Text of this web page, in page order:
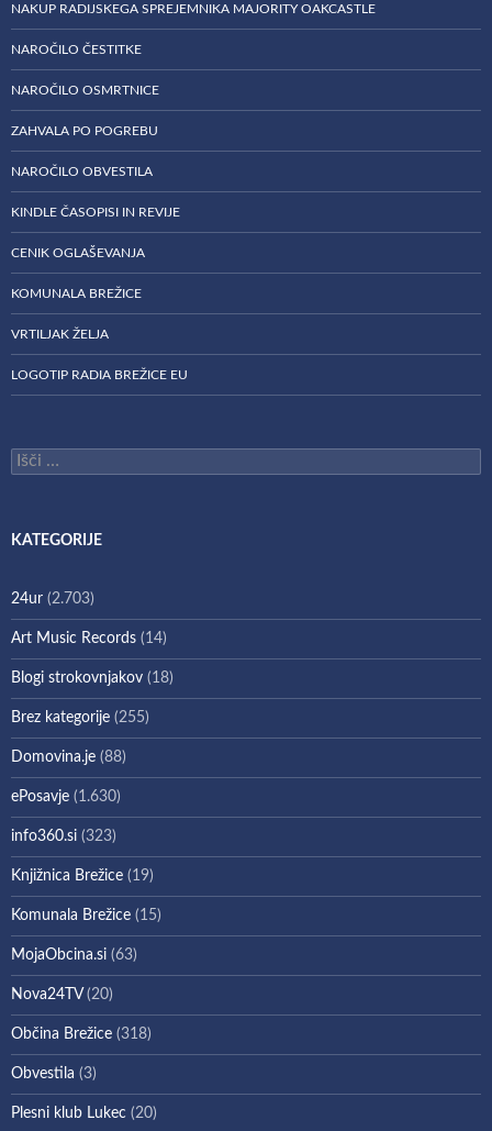
NAKUP RADIJSKEGA SPREJEMNIKA MAJORITY OAKCASTLE
NAROČILO ČESTITKE
NAROČILO OSMRTNICE
ZAHVALA PO POGREBU
NAROČILO OBVESTILA
KINDLE ČASOPISI IN REVIJE
CENIK OGLAŠEVANJA
KOMUNALA BREŽICE
VRTILJAK ŽELJA
LOGOTIP RADIA BREŽICE EU
Išči:
KATEGORIJE
24ur (2.703)
Art Music Records (14)
Blogi strokovnjakov (18)
Brez kategorije (255)
Domovina.je (88)
ePosavje (1.630)
info360.si (323)
Knjižnica Brežice (19)
Komunala Brežice (15)
MojaObcina.si (63)
Nova24TV(20)
Občina Brežice (318)
Obvestila (3)
Plesni klub Lukec (20)